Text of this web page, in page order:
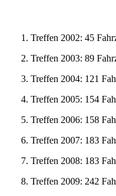
1. Treffen 2002: 45
2. Treffen 2003: 89
3. Treffen 2004: 121
4. Treffen 2005: 154
5. Treffen 2006: 158
6. Treffen 2007: 183
7. Treffen 2008: 183
8. Treffen 2009: 242